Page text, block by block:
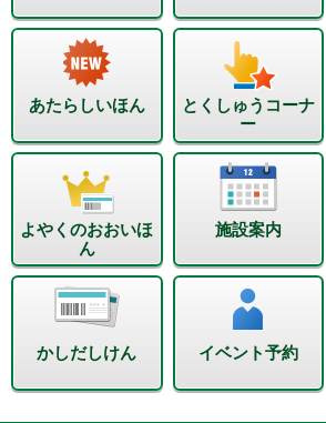
あたらしいほん
とくしゅうコーナ
ー
よやくのおおいほ
ん
施設案内
かしだしけん イベント予約